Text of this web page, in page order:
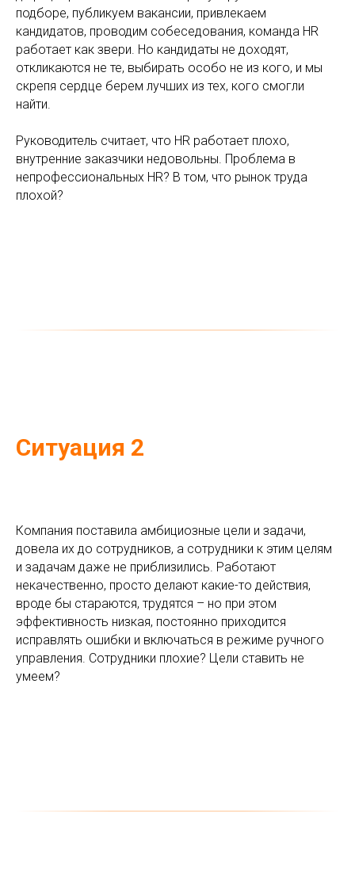
подборе, публикуем вакансии, привлекаем
кандидатов, проводим собеседования, команда HR
работает как звери. Но кандидаты не доходят,
откликаются не те, выбирать особо не из кого, и мы
скрепя сердце берем лучших из тех, кого смогли
найти.
Руководитель считает, что HR работает плохо,
внутренние заказчики недовольны. Проблема в
непрофессиональных HR? В том, что рынок труда
плохой?
Ситуация 2
Компания поставила амбициозные цели и задачи,
довела их до сотрудников, а сотрудники к этим целям
и задачам даже не приблизились. Работают
некачественно, просто делают какие-то действия,
вроде бы стараются, трудятся – но при этом
эффективность низкая, постоянно приходится
исправлять ошибки и включаться в режиме ручного
управления. Сотрудники плохие? Цели ставить не
умеем?